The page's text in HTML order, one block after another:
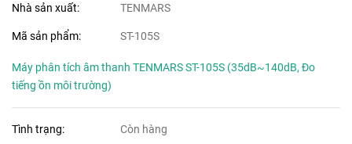
Nhà sản xuất: TENMARS
Mã sản phẩm: ST-105S
Máy phân tích âm thanh TENMARS ST-105S (35dB~140dB, Đo
tiếng ồn môi trường)
Tình trạng: Còn hàng